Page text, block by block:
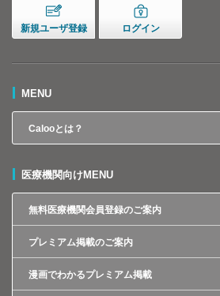
新規ユーザ登録 ログイン
MENU
Calooとは？
医療機関向けMENU
無料医療機関会員登録のご案内
プレミアム掲載のご案内
漫画でわかるプレミアム掲載